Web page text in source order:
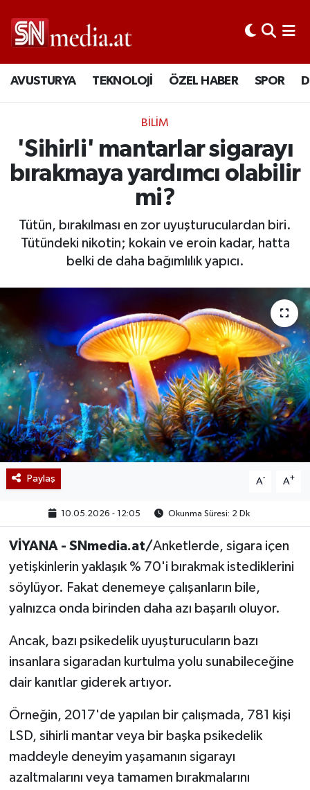
AVUSTURYA TEKNOLOJİ ÖZEL HABER SPOR
BİLİM
'Sihirli' mantarlar sigarayı
bırakmaya yardımcı olabilir
mi?
Tütün, bırakılması en zor uyuşturuculardan biri.
Tütündeki nikotin; kokain ve eroin kadar, hatta
belki de daha bağımlılık yapıcı.
Paylaş A- A+
10.05.2026 - 12:05 Okunma Süresi: 2 Dk
VİYANA - SNmedia.at/Anketlerde, sigara içen
yetişkinlerin yaklaşık % 70'i bırakmak istediklerini
söylüyor. Fakat denemeye çalışanların bile,
yalnızca onda birinden daha azı başarılı oluyor.
Ancak, bazı psikedelik uyuşturucuların bazı
insanlara sigaradan kurtulma yolu sunabileceğine
dair kanıtlar giderek artıyor.
Örneğin, 2017'de yapılan bir çalışmada, 781 kişi
LSD, sihirli mantar veya bir başka psikedelik
maddeyle deneyim yaşamanın sigarayı
azaltmalarını veya tamamen bırakmalarını